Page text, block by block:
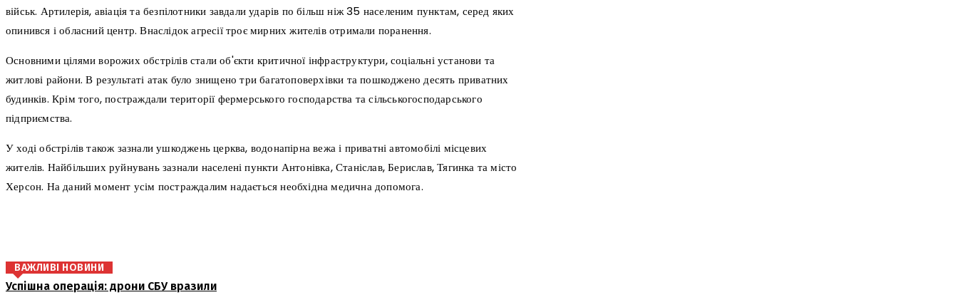
військ. Артилерія, авіація та безпілотники завдали ударів по більш ніж 35 населеним пунктам, серед яких
опинився і обласний центр. Внаслідок агресії троє мирних жителів отримали поранення.
Основними цілями ворожих обстрілів стали об'єкти критичної інфраструктури, соціальні установи та
житлові райони. В результаті атак було знищено три багатоповерхівки та пошкоджено десять приватних
будинків. Крім того, постраждали території фермерського господарства та сільськогосподарського
підприємства.
У ході обстрілів також зазнали ушкоджень церква, водонапірна вежа і приватні автомобілі місцевих
жителів. Найбільших руйнувань зазнали населені пункти Антонівка, Станіслав, Берислав, Тягинка та місто
Херсон. На даний момент усім постраждалим надається необхідна медична допомога.
ВАЖЛИВІ НОВИНИ
Успішна операція: дрони СБУ вразили